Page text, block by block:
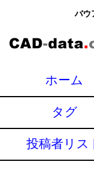
バウ
ホーム
タグ
投稿者リス